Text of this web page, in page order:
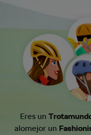
Eres un
alomejor un